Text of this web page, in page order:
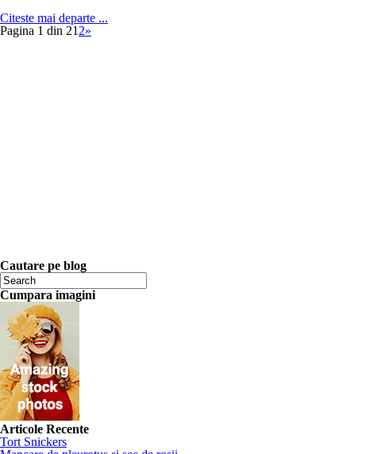
Citeste mai departe ...
Pagina 1 din 21 2»
Cautare pe blog
Cumpara imagini
Articole Recente
Tort Snickers